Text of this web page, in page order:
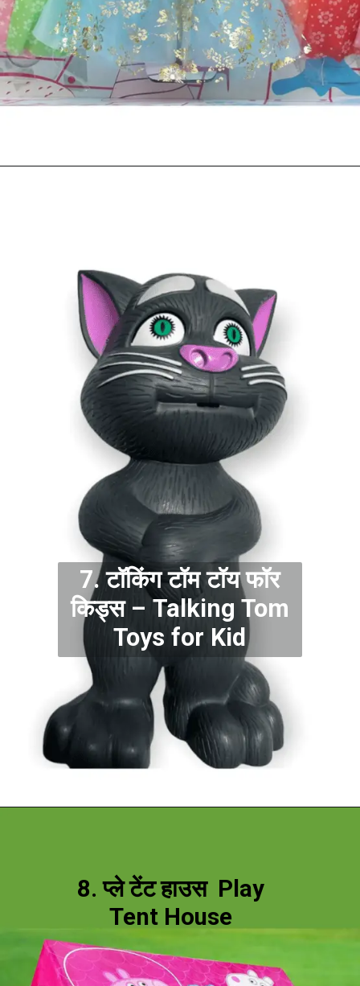
7. टॉकिंग टॉम टॉय फॉर
किड्स – Talking Tom
Toys for Kid
8. प्ले टेंट हाउस Play
Tent House